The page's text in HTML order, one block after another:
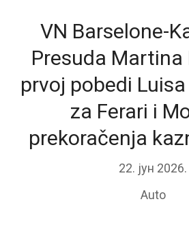
VN Barselone-
Presuda Martina
prvoj pobedi
za Ferari i
prekoračenja
22. јун 2026.
Auto